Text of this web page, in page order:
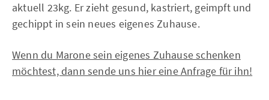
aktuell 23kg. Er zieht gesund, kastriert, geimpft und
gechippt in sein neues eigenes Zuhause.
Wenn du Marone sein eigenes Zuhause schenken
möchtest, dann sende uns hier eine Anfrage für ihn!